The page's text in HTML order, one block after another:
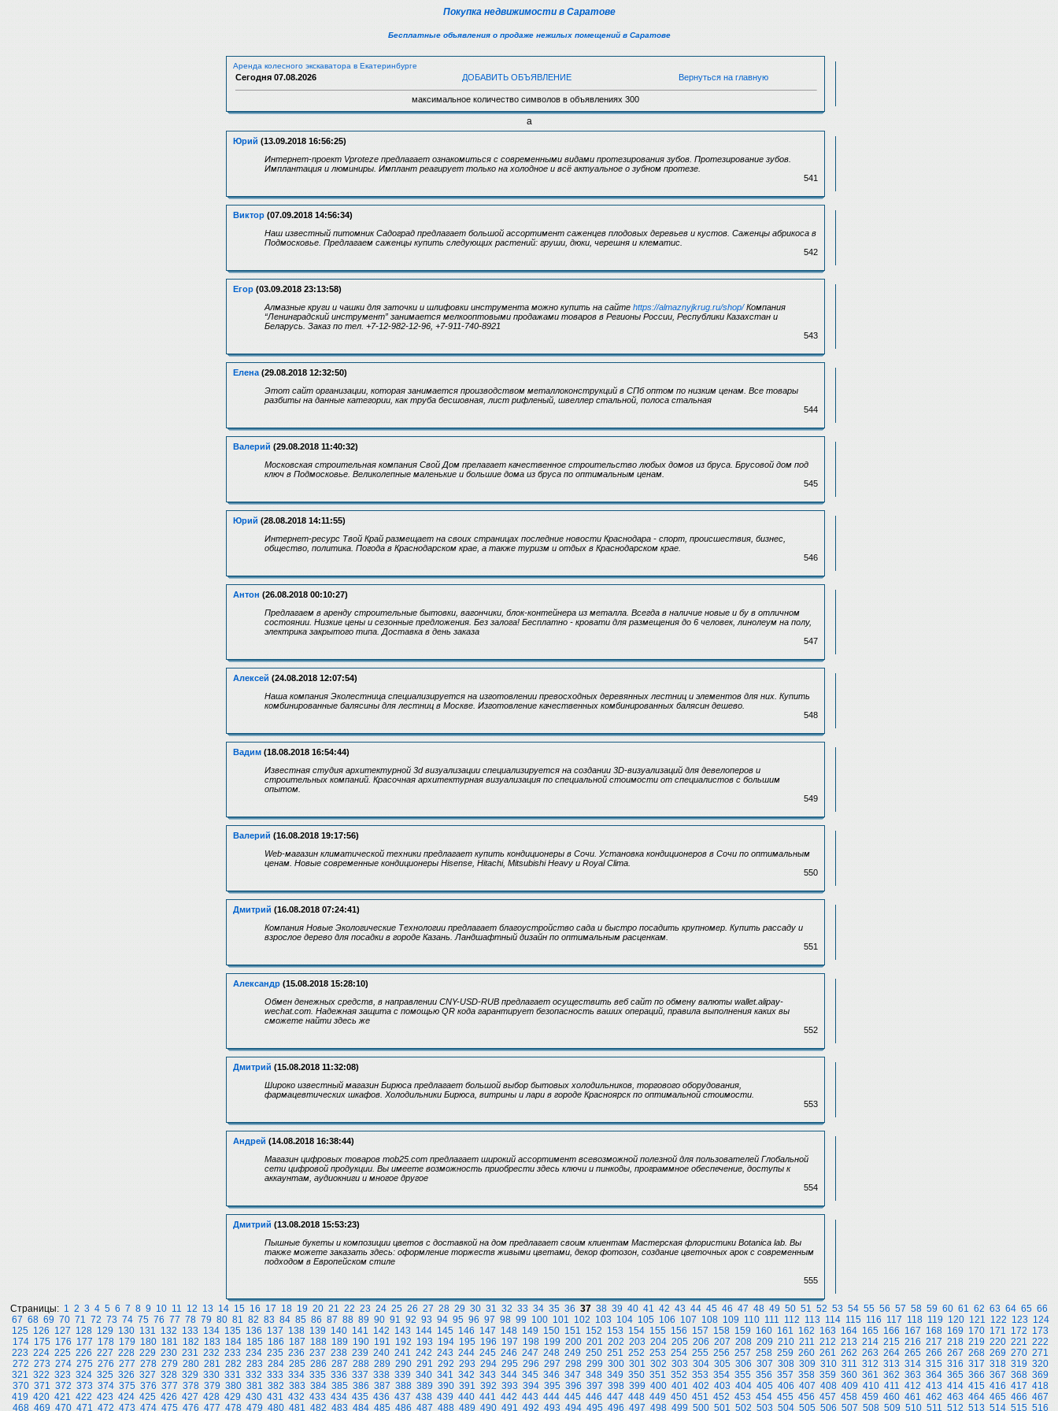
Покупка недвижимости в Саратове
Бесплатные объявления о продаже нежилых помещений в Саратове
Аренда колесного экскаватора в Екатеринбурге
Сегодня 07.08.2026 ДОБАВИТЬ ОБЪЯВЛЕНИЕ Вернуться на главную
максимальное количество символов в объявлениях 300
а
Юрий (13.09.2018 16:56:25)
Интернет-проект Vproteze предлагает ознакомиться с современными видами протезирования зубов. Протезирование зубов.
Имплантация и люминиры. Имплант реагирует только на холодное и всё актуальное о зубном протезе.
541
Виктор (07.09.2018 14:56:34)
Наш известный питомник Садоград предлагает большой ассортимент саженцев плодовых деревьев и кустов. Саженцы абрикоса в
Подмосковье. Предлагаем саженцы купить следующих растений: груши, дюки, черешня и клематис.
542
Егор (03.09.2018 23:13:58)
Алмазные круги и чашки для заточки и шлифовки инструмента можно купить на сайте https://almaznyjkrug.ru/shop/Компания
“Ленинградский инструмент” занимается мелкооптовыми продажами товаров в Регионы России, Республики Казахстан и
Беларусь. Заказ по тел. +7-12-982-12-96, +7-911-740-8921
543
Елена (29.08.2018 12:32:50)
Этот сайт организации, которая занимается производством металлоконструкций в СПб оптом по низким ценам. Все товары
разбиты на данные категории, как труба бесшовная, лист рифленый, швеллер стальной, полоса стальная
544
Валерий (29.08.2018 11:40:32)
Московская строительная компания Свой Дом прелагает качественное строительство любых домов из бруса. Брусовой дом под
ключ в Подмосковье. Великолепные маленькие и большие дома из бруса по оптимальным ценам.
545
Юрий (28.08.2018 14:11:55)
Интернет-ресурс Твой Край размещает на своих страницах последние новости Краснодара - спорт, происшествия, бизнес,
общество, политика. Погода в Краснодарском крае, а также туризм и отдых в Краснодарском крае.
546
Антон (26.08.2018 00:10:27)
Предлагаем в аренду строительные бытовки, вагончики, блок-контейнера из металла. Всегда в наличие новые и бу в отличном
состоянии. Низкие цены и сезонные предложения. Без залога! Бесплатно - кровати для размещения до 6 человек, линолеум на полу,
электрика закрытого типа. Доставка в день заказа
547
Алексей (24.08.2018 12:07:54)
Наша компания Эколестница специализируется на изготовлении превосходных деревянных лестниц и элементов для них. Купить
комбинированные балясины для лестниц в Москве. Изготовление качественных комбинированных балясин дешево.
548
Вадим (18.08.2018 16:54:44)
Известная студия архитектурной 3d визуализации специализируется на создании 3D-визуализаций для девелоперов и
строительных компаний. Красочная архитектурная визуализация по специальной стоимости от специалистов с большим
опытом.
549
Валерий (16.08.2018 19:17:56)
Web-магазин климатической техники предлагает купить кондиционеры в Сочи. Установка кондиционеров в Сочи по оптимальным
ценам. Новые современные кондиционеры Hisense, Hitachi, Mitsubishi Heavy и Royal Clima.
550
Дмитрий (16.08.2018 07:24:41)
Компания Новые Экологические Технологии предлагает благоустройство сада и быстро посадить крупномер. Купить рассаду и
взрослое дерево для посадки в городе Казань. Ландшафтный дизайн по оптимальным расценкам.
551
Александр (15.08.2018 15:28:10)
Обмен денежных средств, в направлении CNY-USD-RUB предлагает осуществить веб сайт по обмену валюты wallet.alipay-
wechat.com. Надежная защита с помощью QR кода гарантирует безопасность ваших операций, правила выполнения каких вы
сможете найти здесь же
552
Дмитрий (15.08.2018 11:32:08)
Широко известный магазин Бирюса предлагает большой выбор бытовых холодильников, торгового оборудования,
фармацевтических шкафов. Холодильники Бирюса, витрины и лари в городе Красноярск по оптимальной стоимости.
553
Андрей (14.08.2018 16:38:44)
Магазин цифровых товаров mob25.com предлагает широкий ассортимент всевозможной полезной для пользователей Глобальной
сети цифровой продукции. Вы имеете возможность приобрести здесь ключи и пинкоды, программное обеспечение, доступы к
аккаунтам, аудиокниги и многое другое
554
Дмитрий (13.08.2018 15:53:23)
Пышные букеты и композиции цветов с доставкой на дом предлагает своим клиентам Мастерская флористики Botanica lab. Вы
также можете заказать здесь: оформление торжеств живыми цветами, декор фотозон, создание цветочных арок с современным
подходом в Европейском стиле
555
Страницы: 1 2 3 4 5 6 7 8 9 10 11 12 13 14 15 16 17 18 19 20 21 22 23 24 25 26 27 28 29 30 31 32 33 34 35 36 37 38 39 40 41 42 43 44 45 46 47 48 49 50 51 52 53 54 55 56 57 58 59 60 61 62 63 64 65 66
67 68 69 70 71 72 73 74 75 76 77 78 79 80 81 82 83 84 85 86 87 88 89 90 91 92 93 94 95 96 97 98 99 100 101 102 103 104 105 106 107 108 109 110 111 112 113 114 115 116 117 118 119 120 121 122 123 124
125 126 127 128 129 130 131 132 133 134 135 136 137 138 139 140 141 142 143 144 145 146 147 148 149 150 151 152 153 154 155 156 157 158 159 160 161 162 163 164 165 166 167 168 169 170 171 172 173
174 175 176 177 178 179 180 181 182 183 184 185 186 187 188 189 190 191 192 193 194 195 196 197 198 199 200 201 202 203 204 205 206 207 208 209 210 211 212 213 214 215 216 217 218 219 220 221 222
223 224 225 226 227 228 229 230 231 232 233 234 235 236 237 238 239 240 241 242 243 244 245 246 247 248 249 250 251 252 253 254 255 256 257 258 259 260 261 262 263 264 265 266 267 268 269 270 271
272 273 274 275 276 277 278 279 280 281 282 283 284 285 286 287 288 289 290 291 292 293 294 295 296 297 298 299 300 301 302 303 304 305 306 307 308 309 310 311 312 313 314 315 316 317 318 319 320
321 322 323 324 325 326 327 328 329 330 331 332 333 334 335 336 337 338 339 340 341 342 343 344 345 346 347 348 349 350 351 352 353 354 355 356 357 358 359 360 361 362 363 364 365 366 367 368 369
370 371 372 373 374 375 376 377 378 379 380 381 382 383 384 385 386 387 388 389 390 391 392 393 394 395 396 397 398 399 400 401 402 403 404 405 406 407 408 409 410 411 412 413 414 415 416 417 418
419 420 421 422 423 424 425 426 427 428 429 430 431 432 433 434 435 436 437 438 439 440 441 442 443 444 445 446 447 448 449 450 451 452 453 454 455 456 457 458 459 460 461 462 463 464 465 466 467
468 469 470 471 472 473 474 475 476 477 478 479 480 481 482 483 484 485 486 487 488 489 490 491 492 493 494 495 496 497 498 499 500 501 502 503 504 505 506 507 508 509 510 511 512 513 514 515 516